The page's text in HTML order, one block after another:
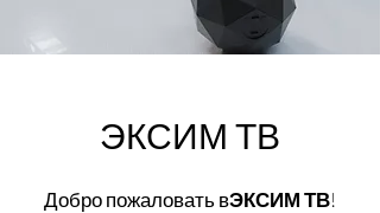
ЭКСИМ ТВ
Добро пожаловать вЭКСИМ ТВ!